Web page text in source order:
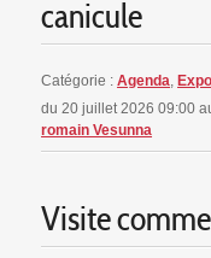
canicule
Catégorie :Agenda ,
du 20 juillet 2026 09:00
romain Vesunna
Visite